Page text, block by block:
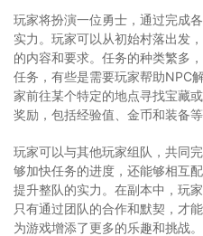
玩家将扮演一位勇士，通过完成
实力。玩家可以从初始村落出发
的内容和要求。任务的种类繁多
任务，有些是需要玩家帮助NPC
家前往某个特定的地点寻找宝藏
奖励，包括经验值、金币和装备等
玩家可以与其他玩家组队，共同
够加快任务的进度，还能够相互
提升整队的实力。在副本中，玩
只有通过团队的合作和默契，才
为游戏增添了更多的乐趣和挑战。